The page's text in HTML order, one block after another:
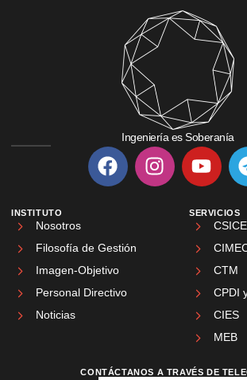
Ingeniería es Soberanía
INSTITUTO
Nosotros
Filosofía de Gestión
Imagen-Objetivo
Personal Directivo
Noticias
SERVICIOS
CSICE
CTM
CPDI
CIES
MEB
CONTÁCTANOS A TRAVÉS DE